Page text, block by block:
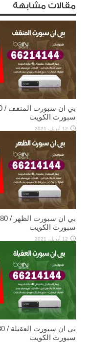
مقالات مشابهة
سبورت الكويت
12 أبريل، 2021
سبورت الكويت
12 أبريل، 2021
سبورت الكويت